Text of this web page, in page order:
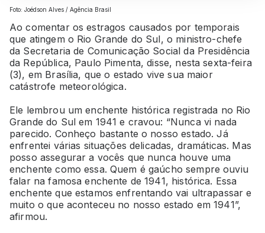
Foto: Joédson Alves / Agência Brasil
Ao comentar os estragos causados por temporais
que atingem o Rio Grande do Sul, o ministro-chefe
da Secretaria de Comunicação Social da Presidência
da República, Paulo Pimenta, disse, nesta sexta-feira
(3), em Brasília, que o estado vive sua maior
catástrofe meteorológica.
Ele lembrou um enchente histórica registrada no Rio
Grande do Sul em 1941 e cravou: “Nunca vi nada
parecido. Conheço bastante o nosso estado. Já
enfrentei várias situações delicadas, dramáticas. Mas
posso assegurar a vocês que nunca houve uma
enchente como essa. Quem é gaúcho sempre ouviu
falar na famosa enchente de 1941, histórica. Essa
enchente que estamos enfrentando vai ultrapassar e
muito o que aconteceu no nosso estado em 1941”,
afirmou.